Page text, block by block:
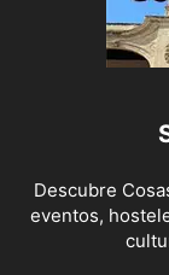
Descubre
eventos,